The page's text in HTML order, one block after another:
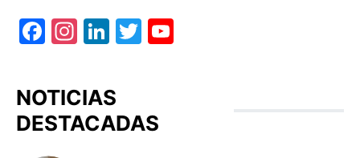
Facebook
Instagram
LinkedIn
Twitter
NOTICIAS
DESTACADAS